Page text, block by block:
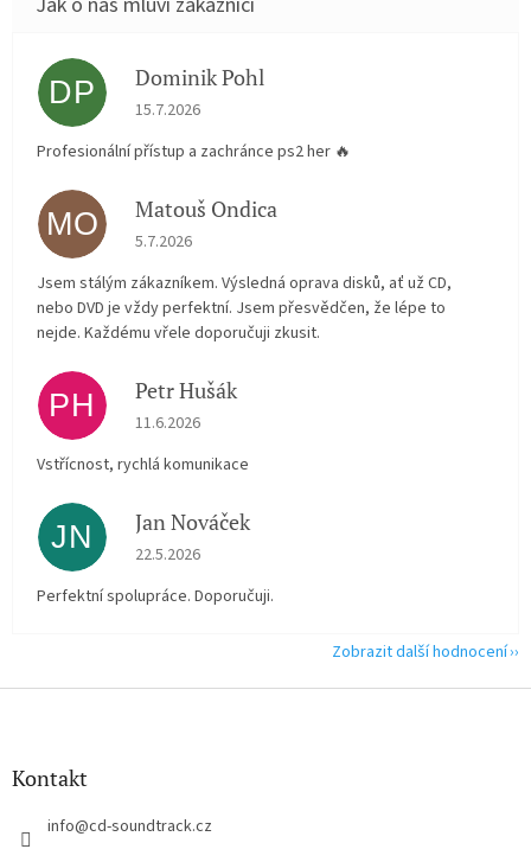
DP Dominik Pohl
Hodnocení obchodu je 5 z 5 hvězdiček.
15.7.2026
Profesionální přístup a zachránce ps2 her 🔥
MO Matouš Ondica
Hodnocení obchodu je 5 z 5 hvězdiček.
5.7.2026
Jsem stálým zákazníkem. Výsledná oprava disků, ať už CD,
nebo DVD je vždy perfektní. Jsem přesvědčen, že lépe to
nejde. Každému vřele doporučuji zkusit.
PH Petr Hušák
Hodnocení obchodu je 5 z 5 hvězdiček.
11.6.2026
Vstřícnost, rychlá komunikace
JN Jan Nováček
Hodnocení obchodu je 5 z 5 hvězdiček.
22.5.2026
Perfektní spolupráce. Doporučuji.
Zobrazit další hodnocení
Z
Kontakt
info@cd-soundtrack.cz